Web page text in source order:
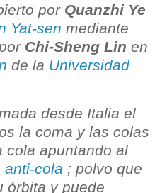
por Quanzhi Ye
Yat-sen mediante
Chi-Sheng Lin en
de la Universidad
desde Italia el
la coma y las colas
cola apuntando al
anti-cola ; polvo que
órbita y puede